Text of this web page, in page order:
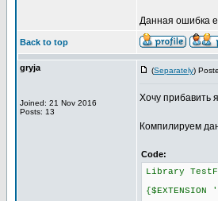
Данная ошибка
Back to top
gryja
Joined: 21 Nov 2016
Posts: 13
(Separately)
Хочу прибавить
Компилируем
Code:
Library
{$EXTENSION